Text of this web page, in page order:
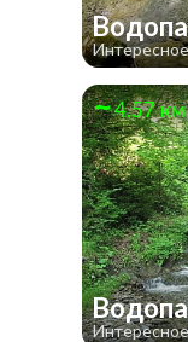
4.57 км